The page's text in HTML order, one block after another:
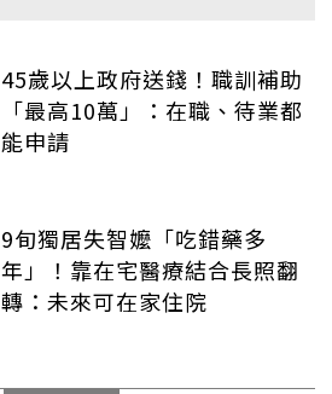
45歲以上政府送錢！職訓補助
「最高10萬」：在職、待業都
能申請
9旬獨居失智嬤「吃錯藥多
年」！靠在宅醫療結合長照翻
轉：未來可在家住院